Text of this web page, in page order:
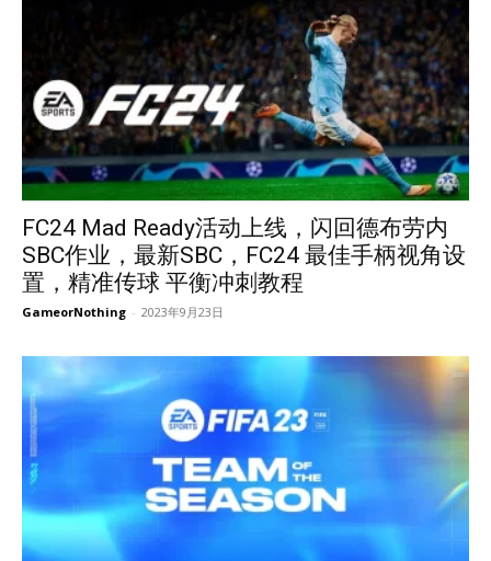
FC24 Mad Ready活动上线，闪回德布劳内
SBC作业，最新SBC，FC24 最佳手柄视角设
置，精准传球 平衡冲刺教程
GameorNothing - 2023年9月23日